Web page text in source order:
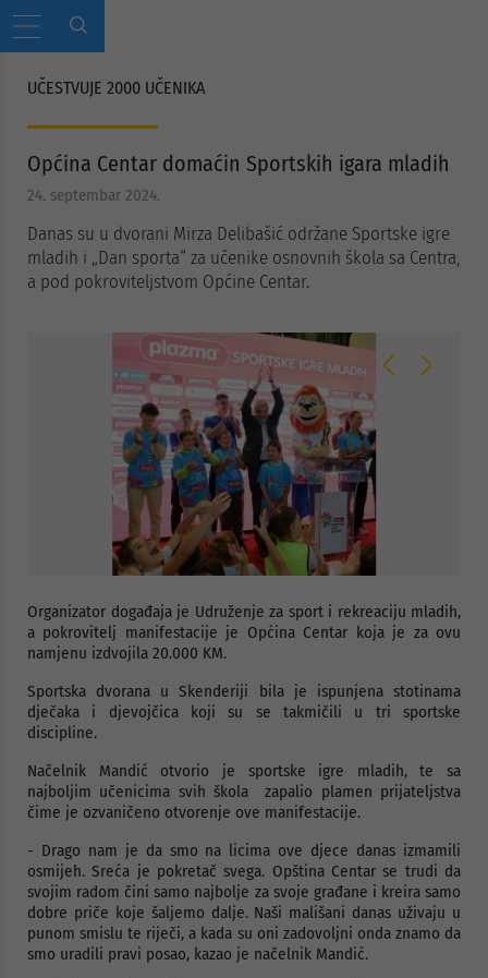
UČESTVUJE 2000 UČENIKA
Općina Centar domaćin Sportskih igara mladih
24. septembar 2024.
Danas su u dvorani Mirza Delibašić održane Sportske igre
mladih i „Dan sporta“ za učenike osnovnih škola sa Centra,
a pod pokroviteljstvom Općine Centar.
Organizator događaja je Udruženje za sport i rekreaciju mladih,
a pokrovitelj manifestacije je Općina Centar koja je za ovu
namjenu izdvojila 20.000 KM.
Sportska dvorana u Skenderiji bila je ispunjena stotinama
dječaka i djevojčica koji su se takmičili u tri sportske
discipline.
Načelnik Mandić otvorio je sportske igre mladih, te sa
najboljim učenicima svih škola zapalio plamen prijateljstva
čime je ozvaničeno otvorenje ove manifestacije.
- Drago nam je da smo na licima ove djece danas izmamili
osmijeh. Sreća je pokretač svega. Opština Centar se trudi da
svojim radom čini samo najbolje za svoje građane i kreira samo
dobre priče koje šaljemo dalje. Naši mališani danas uživaju u
punom smislu te riječi, a kada su oni zadovoljni onda znamo da
smo uradili pravi posao, kazao je načelnik Mandić.